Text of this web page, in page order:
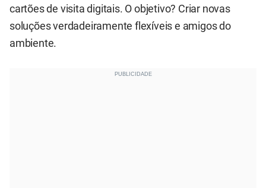
cartões de visita digitais. O objetivo? Criar novas
soluções verdadeiramente flexíveis e amigos do
ambiente.